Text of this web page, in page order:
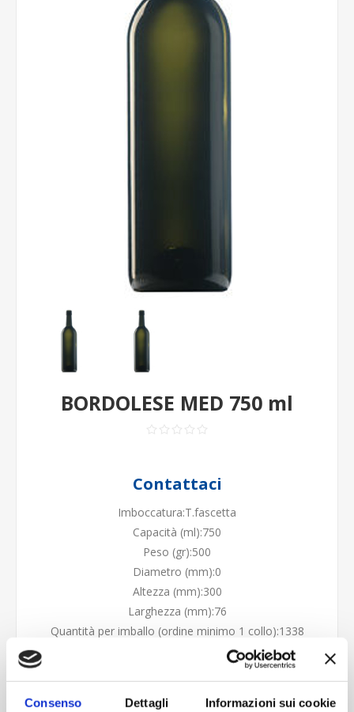
Consenso Dettagli Informazioni sui cookie
BORDOLESE MED 750 ml
Contattaci
Imboccatura:T.fascetta
Capacità (ml):750
Peso (gr):500
Diametro (mm):0
Altezza (mm):300
Larghezza (mm):76
Quantità per imballo (ordine minimo 1 collo):1338
Cod.: VTR0481